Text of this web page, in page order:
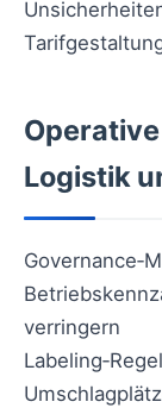
Logistik
verringern